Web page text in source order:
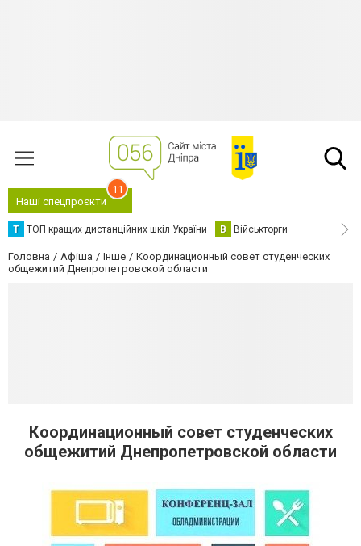
Наші спецпроєкти
11
Т ТОП кращих дистанційних шкіл України В Військторги
Головна Афіша Інше
Координационный совет студенческих
общежитий Днепропетровской области
Координационный совет студенческих
общежитий Днепропетровской области